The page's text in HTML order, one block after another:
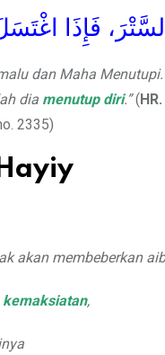
فَإِذَا
dan Maha
dia menutup diri.”(
2335)
akan membeberkan
,